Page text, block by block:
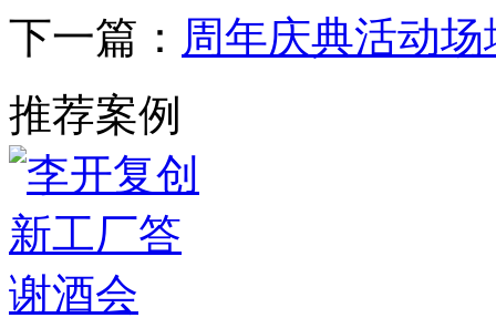
下一篇： 周年庆典活动
推荐案例